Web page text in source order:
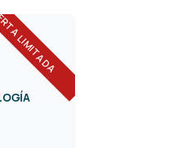
LIMITADA